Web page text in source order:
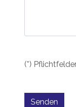
(*)
Senden